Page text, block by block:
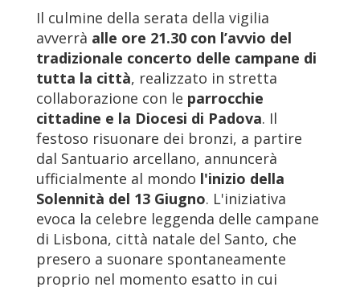
Il culmine della serata della vigilia
avverrà alle ore 21.30 con l’avvio del
tradizionale concerto delle campane di
tutta la città, realizzato in stretta
collaborazione con le parrocchie
cittadine e la Diocesi di Padova. Il
festoso risuonare dei bronzi, a partire
dal Santuario arcellano, annuncerà
ufficialmente al mondo l'inizio della
Solennità del 13 Giugno. L'iniziativa
evoca la celebre leggenda delle campane
di Lisbona, città natale del Santo, che
presero a suonare spontaneamente
proprio nel momento esatto in cui